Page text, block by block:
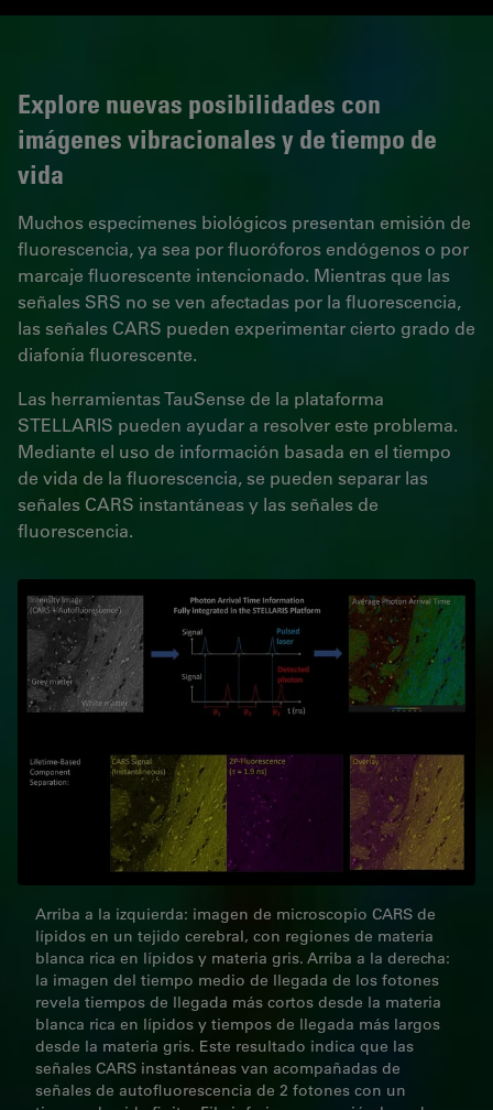
Explore nuevas posibilidades con
imágenes vibracionales y de tiempo de
vida
Muchos especímenes biológicos presentan emisión de
fluorescencia, ya sea por fluoróforos endógenos o por
marcaje fluorescente intencionado. Mientras que las
señales SRS no se ven afectadas por la fluorescencia,
las señales CARS pueden experimentar cierto grado de
diafonía fluorescente.
Las herramientas TauSense de la plataforma
STELLARIS pueden ayudar a resolver este problema.
Mediante el uso de información basada en el tiempo
de vida de la fluorescencia, se pueden separar las
señales CARS instantáneas y las señales de
fluorescencia.
Arriba a la izquierda: imagen de microscopio CARS de
lípidos en un tejido cerebral, con regiones de materia
blanca rica en lípidos y materia gris. Arriba a la derecha:
la imagen del tiempo medio de llegada de los fotones
revela tiempos de llegada más cortos desde la materia
blanca rica en lípidos y tiempos de llegada más largos
desde la materia gris. Este resultado indica que las
señales CARS instantáneas van acompañadas de
señales de autofluorescencia de 2 fotones con un